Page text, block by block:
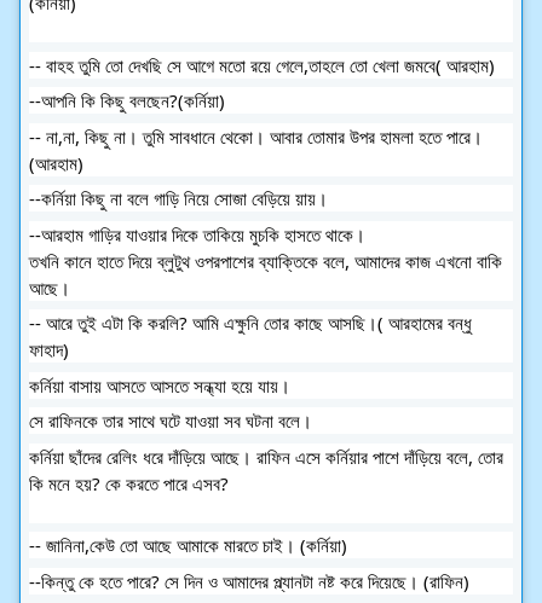
-- বাহহ তুমি তো দেখছি সে আগে মতো রয়ে গেলে,তাহলে তো খেলা জমবে( আরহাম)
--আপনি কি কিছু বলছেন?(কর্নিয়া)
-- না,না, কিছু না। তুমি সাবধানে থেকো। আবার তোমার উপর হামলা হতে পারে।
(আরহাম)
--কর্নিয়া কিছু না বলে গাড়ি নিয়ে সোজা বেড়িয়ে য়ায়।
--আরহাম গাড়ির যাওয়ার দিকে তাকিয়ে মুচকি হাসতে থাকে।
তখনি কানে হাতে দিয়ে ব্লুটুথ ওপরপাশের ব্যাক্তিকে বলে, আমাদের কাজ এখনো বাকি
আছে।
-- আরে তুই এটা কি করলি? আমি এক্ষুনি তোর কাছে আসছি।( আরহামের বন্ধু
ফাহাদ)
কর্নিয়া বাসায় আসতে আসতে সন্ধ্যা হয়ে যায়।
সে রাফিনকে তার সাথে ঘটে যাওয়া সব ঘটনা বলে।
কর্নিয়া ছাঁদের রেলিং ধরে দাঁড়িয়ে আছে। রাফিন এসে কর্নিয়ার পাশে দাঁড়িয়ে বলে, তোর
কি মনে হয়? কে করতে পারে এসব?
-- জানিনা,কেউ তো আছে আমাকে মারতে চাই। (কর্নিয়া)
--কিন্তু কে হতে পারে? সে দিন ও আমাদের প্ল্যানটা নষ্ট করে দিয়েছে। (রাফিন)